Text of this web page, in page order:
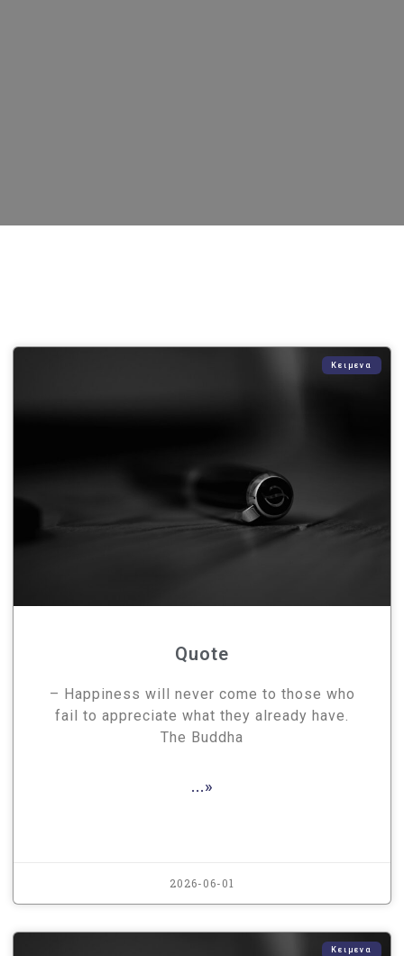
Κειμενα
Quote
– Happiness will never come to those who
fail to appreciate what they already have.
The Buddha
...»
2026-06-01
Κειμενα